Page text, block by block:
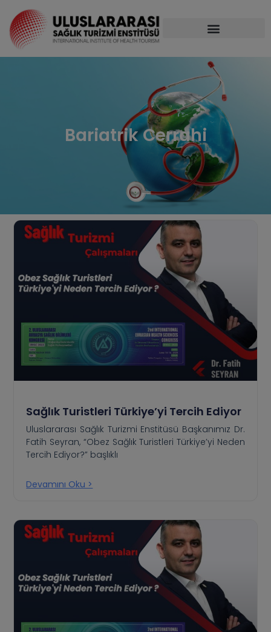
Bariatrik Cerrahi
Sağlık Turistleri Türkiye’yi Tercih Ediyor
Uluslararası Sağlık Turizmi Enstitüsü Başkanımız Dr.
Fatih Seyran, “Obez Sağlık Turistleri Türkiye’yi Neden
Tercih Ediyor?” başlıklı
Devamını Oku >